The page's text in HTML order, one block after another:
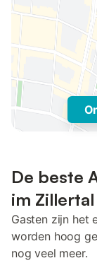
De beste
im Zillertal
Gasten zijn het
worden hoog
nog veel meer.